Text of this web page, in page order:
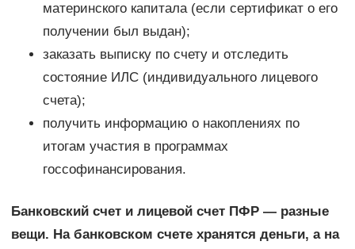
материнского капитала (если сертификат о его
получении был выдан);
заказать выписку по счету и отследить
состояние ИЛС (индивидуального лицевого
счета);
получить информацию о накоплениях по
итогам участия в программах
госсофинансирования.
Банковский счет и лицевой счет ПФР — разные
вещи. На банковском счете хранятся деньги, а на